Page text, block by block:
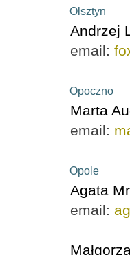
Olsztyn
Andrzej
email:
Opoczno
Marta
email:
Opole
Agata
email: